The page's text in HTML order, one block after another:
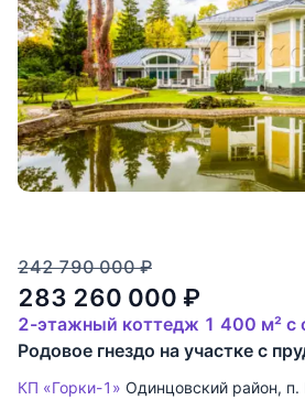
242 790 000 ₽
283 260 000 ₽
2-этажный коттедж 1 400 м² с
Родовое гнездо на участке с
КП «Горки-1» Одинцовский район, п.